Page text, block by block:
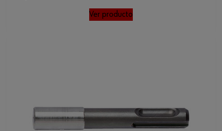
Ver producto